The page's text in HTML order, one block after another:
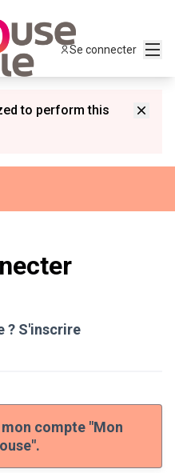
Se connecter
to perform this
? S'inscrire
compte "Mon